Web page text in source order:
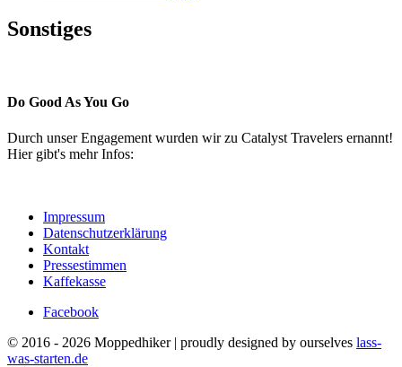
Sonstiges
Do Good As You Go
Durch unser Engagement wurden wir zu Catalyst Travelers ernannt!
Hier gibt's mehr Infos:
Impressum
Datenschutzerklärung
Kontakt
Pressestimmen
Kaffekasse
Facebook
© 2016 - 2026 Moppedhiker | proudly designed by ourselves lass-
was-starten.de